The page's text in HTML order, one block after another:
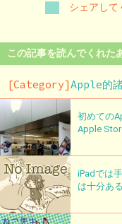
シェアして
この記事を読んでくれた
[Category]Apple的
初めての
Apple
iPadでは
は十分あ